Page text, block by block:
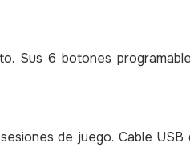
Sus 6 botones
de juego. Cable USB